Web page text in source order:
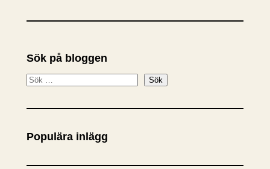
Sök på bloggen
S
k
Sök
Populära inlägg